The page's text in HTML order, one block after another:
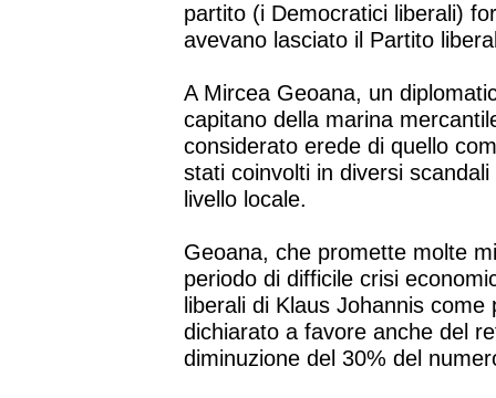
partito (i Democratici liberali)
avevano lasciato il Partito
A Mircea Geoana, un
capitano della marina
considerato erede di quello
stati coinvolti in diversi
livello locale.
Geoana, che promette molte
periodo di difficile crisi
liberali di Klaus Johannis
dichiarato a favore anche del
diminuzione del 30% del